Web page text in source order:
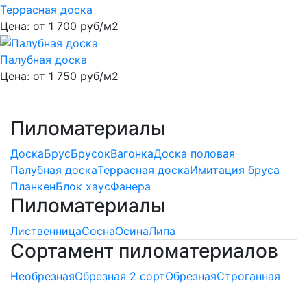
Террасная доска
Цена: от 1 700 руб/м2
Палубная доска
Цена: от 1 750 руб/м2
Пиломатериалы
ДоскаБрусБрусокВагонкаДоска половая
Палубная доскаТеррасная доскаИмитация бруса
ПланкенБлок хаусФанера
Пиломатериалы
ЛиственницаСоснаОсинаЛипа
Сортамент пиломатериалов
НеобрезнаяОбрезная 2 сортОбрезнаяСтроганная